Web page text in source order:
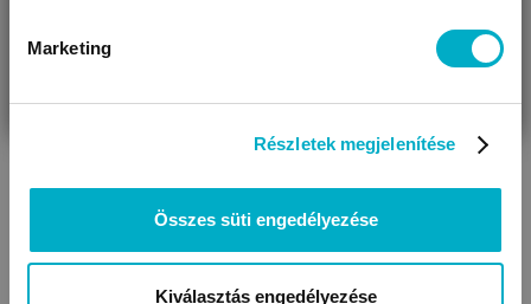
Marketing
Részletek megjelenítése
Összes süti engedélyezése
Kiválasztás engedélyezése
VÁRANDÓS
AJÁNDÉKOT